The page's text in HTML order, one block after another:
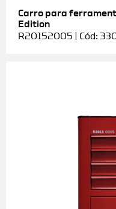
Carro para
Edition
R20152005 | Cód: